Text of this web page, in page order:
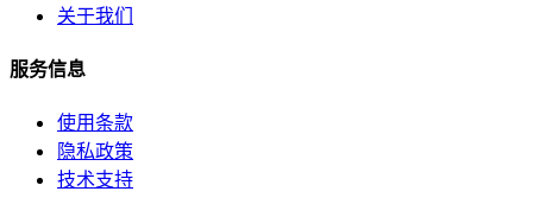
关于我们
服务信息
使用条款
隐私政策
技术支持